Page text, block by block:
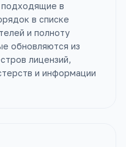
в
в списке
и полноту
обновляются из
лицензий,
и информации